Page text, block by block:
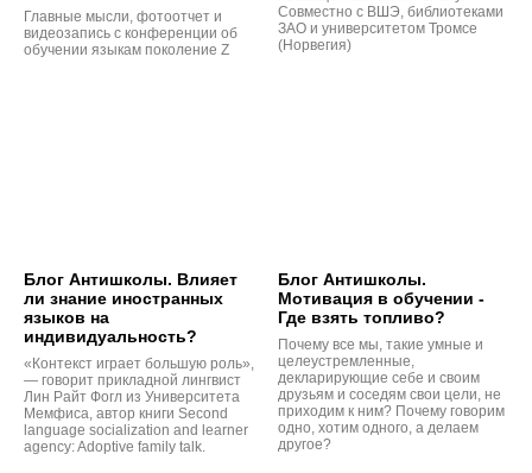
Главные мысли, фотоотчет и
видеозапись с конференции об
обучении языкам поколение Z
Совместно с ВШЭ, библиотеками
ЗАО и университетом Тромсе
(Норвегия)
Блог Антишколы. Влияет
ли знание иностранных
языков на
индивидуальность?
«Контекст играет большую роль»,
— говорит прикладной лингвист
Лин Райт Фогл из Университета
Мемфиса, автор книги Second
language socialization and learner
agency: Adoptive family talk.
Блог Антишколы.
Мотивация в обучении -
Где взять топливо?
Почему все мы, такие умные и
целеустремленные,
декларирующие себе и своим
друзьям и соседям свои цели, не
приходим к ним? Почему говорим
одно, хотим одного, а делаем
другое?